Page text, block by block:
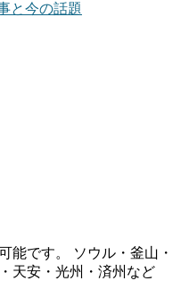
と今の話題
能です。 ソウル・釜山・
天安・光州・済州など